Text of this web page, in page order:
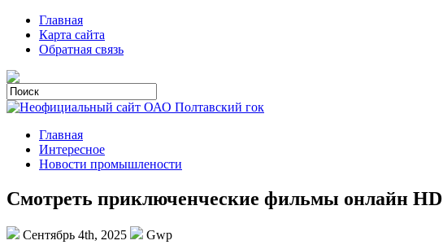
Главная
Карта сайта
Обратная связь
Главная
Интересное
Новости промышлености
Смотреть приключенческие фильмы онлайн HD
Сентябрь 4th, 2025 Gwp